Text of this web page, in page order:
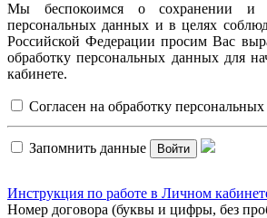
Мы беспокоимся о сохранении и
персональных данных и в целях
Российской Федерации просим Вас
обработку персональных данных для
кабинете.
Согласен на обработку
Запомнить данные Войти
Инструкция по работе в Личном
Номер договора (буквы и цифры, без